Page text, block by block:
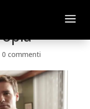
a
0 commenti